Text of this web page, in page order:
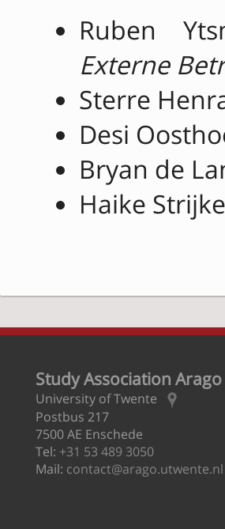
Ruben
Externe
Sterre
Desi
Bryan de
Haike
Study Association Arago
University of Twente
Postbus 217
7500 AE Enschede
Tel: +31 53 489 3050
Mail: contact@arago.utwente.nl